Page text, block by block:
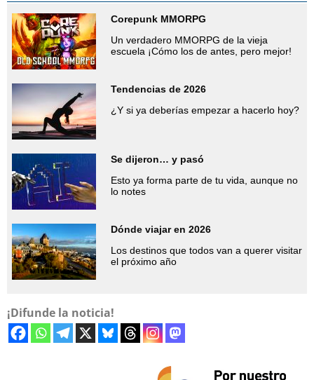
Corepunk MMORPG
Un verdadero MMORPG de la vieja
escuela ¡Cómo los de antes, pero mejor!
Tendencias de 2026
¿Y si ya deberías empezar a hacerlo hoy?
Se dijeron… y pasó
Esto ya forma parte de tu vida, aunque no
lo notes
Dónde viajar en 2026
Los destinos que todos van a querer visitar
el próximo año
¡Difunde la noticia!